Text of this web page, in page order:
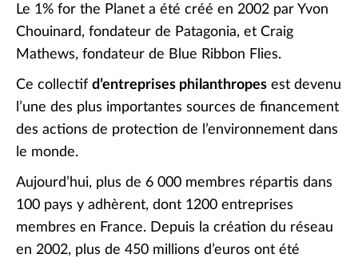
Le 1% for the Planet a été créé en 2002 par Yvon
Chouinard, fondateur de Patagonia, et Craig
Mathews, fondateur de Blue Ribbon Flies.
Ce collectif d’entreprises philanthropes est devenu
l’une des plus importantes sources de financement
des actions de protection de l’environnement dans
le monde.
Aujourd’hui, plus de 6 000 membres répartis dans
100 pays y adhèrent, dont 1200 entreprises
membres en France. Depuis la création du réseau
en 2002, plus de 450 millions d’euros ont été